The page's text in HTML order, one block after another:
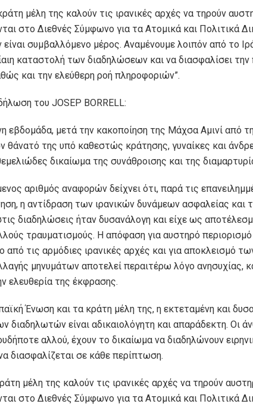
μέλη της καλούν τις ιρανικές αρχές να τηρούν
στο Διεθνές Σύμφωνο για τα Ατομικά και Πολιτικά
είναι συμβαλλόμενο μέρος. Αναμένουμε λοιπόν από το
καταστολή των διαδηλώσεων και να διασφαλίσει
και την ελεύθερη ροή πληροφοριών”.
του JOSEP BORRELL:
εβδομάδα, μετά την κακοποίηση της Μάχσα Αμινί από
θάνατό της υπό καθεστώς κράτησης, γυναίκες και
δικαίωμα της συνάθροισης και της
αριθμός αναφορών δείχνει ότι, παρά τις
η αντίδραση των ιρανικών δυνάμεων ασφαλείας και
διαδηλώσεις ήταν δυσανάλογη και είχε ως
τραυματισμούς. Η απόφαση για αυστηρό
από τις αρμόδιες ιρανικές αρχές και για αποκλεισμό
μηνυμάτων αποτελεί περαιτέρω λόγο ανησυχίας,
ελευθερία της έκφρασης.
Ένωση και τα κράτη μέλη της, η εκτεταμένη και
διαδηλωτών είναι αδικαιολόγητη και απαράδεκτη. Οι
αλλού, έχουν το δικαίωμα να διαδηλώνουν
διασφαλίζεται σε κάθε περίπτωση.
μέλη της καλούν τις ιρανικές αρχές να τηρούν
στο Διεθνές Σύμφωνο για τα Ατομικά και Πολιτικά